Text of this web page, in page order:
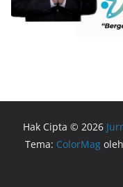
Hak Cipta © 2026
Tema: ColorMag